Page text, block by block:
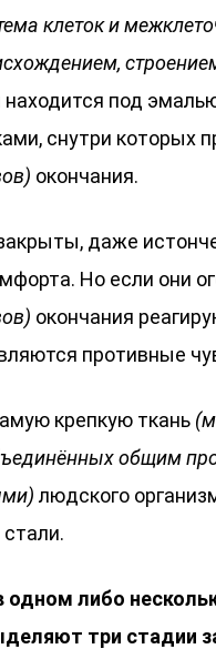
клеток и
находится под
снутри которых
окончания.
даже
Но если они
окончания
противные
крепкую ткань
общим
людского
либо
три стадии